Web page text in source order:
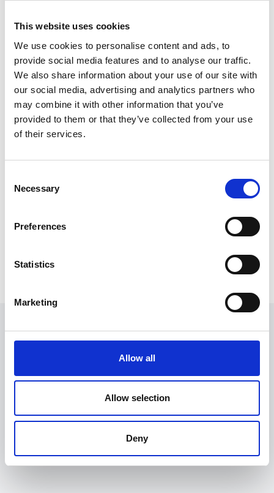
This website uses cookies
We use cookies to personalise content and ads, to
provide social media features and to analyse our traffic.
We also share information about your use of our site with
our social media, advertising and analytics partners who
may combine it with other information that you’ve
provided to them or that they’ve collected from your use
of their services.
Selection
Necessary
Preferences
Statistics
Marketing
Allow all
Allow selection
Deny
FACILITETER OCH SERVICE
Sommar
Sommar
PLATS
−
contributors
LOFSDALENS FJÄLLANLÄGGNINGAR AB
DESTINATION LOFSDALEN AB
842 96 LOFSDALEN